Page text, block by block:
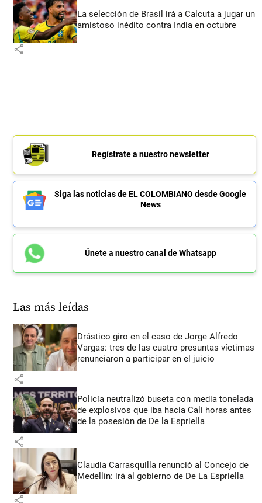
La selección de Brasil irá a Calcuta a jugar un
amistoso inédito contra India en octubre
share
Regístrate a nuestro newsletter
Siga las noticias de EL COLOMBIANO desde Google
News
Únete a nuestro canal de Whatsapp
Las más leídas
Drástico giro en el caso de Jorge Alfredo
Vargas: tres de las cuatro presuntas víctimas
renunciaron a participar en el juicio
share
Policía neutralizó buseta con media tonelada
de explosivos que iba hacia Cali horas antes
de la posesión de De la Espriella
share
Claudia Carrasquilla renunció al Concejo de
Medellín: irá al gobierno de De La Espriella
share